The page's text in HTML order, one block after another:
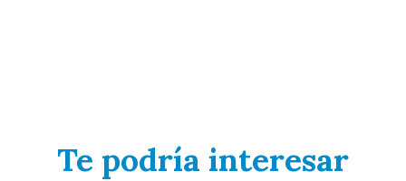
Te podría interesar